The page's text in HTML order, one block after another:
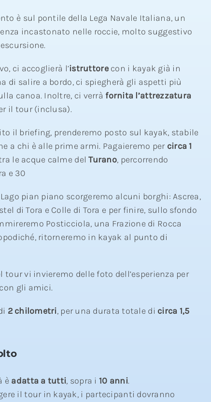
è sul pontile della Lega Navale Italiana, un
incastonato nelle roccie, molto suggestivo
ci accoglierà l’istruttorecon i kayak già in
di salire a bordo, ci spiegherà gli aspetti più
canoa. Inoltre, ci verrà fornita l’attrezzatura
il tour (inclusa).
il briefing, prenderemo posto sul kayak, stabile
a chi è alle prime armi. Pagaieremo per circa 1
le acque calme delTurano, percorrendo
e 30
pian piano scorgeremo alcuni borghi: Ascrea,
di Tora e Colle di Tora e per finire, sullo sfondo
Posticciola, una Frazione di Rocca
ritorneremo in kayak al punto di
tour vi invieremo delle foto dell’esperienza per
gli amici.
2 chilometri, per una durata totale di circa 1,5
è adatta a tutti, sopra i 10 anni.
il tour in kayak, i partecipanti dovranno